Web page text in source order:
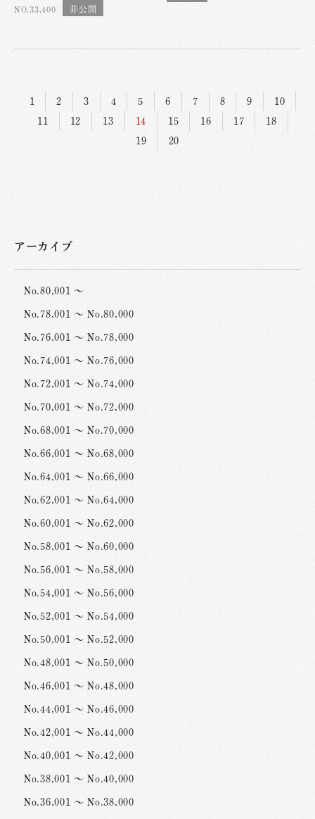
NO.33,400
1 2 3 4 5 6 7 8 9
10
11
12 13 14 15 16 17
18
19
20
アーカイブ
No.80,001 ～
No.78,001 ～ No.80,000
No.76,001 ～ No.78,000
No.74,001 ～ No.76,000
No.72,001 ～ No.74,000
No.70,001 ～ No.72,000
No.68,001 ～ No.70,000
No.66,001 ～ No.68,000
No.64,001 ～ No.66,000
No.62,001 ～ No.64,000
No.60,001 ～ No.62,000
No.58,001 ～ No.60,000
No.56,001 ～ No.58,000
No.54,001 ～ No.56,000
No.52,001 ～ No.54,000
No.50,001 ～ No.52,000
No.48,001 ～ No.50,000
No.46,001 ～ No.48,000
No.44,001 ～ No.46,000
No.42,001 ～ No.44,000
No.40,001 ～ No.42,000
No.38,001 ～ No.40,000
No.36,001 ～ No.38,000